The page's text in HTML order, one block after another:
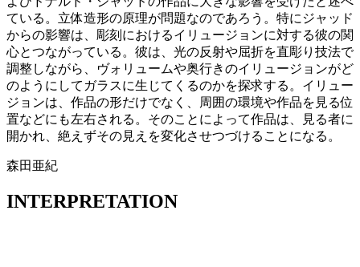
ている。立体造形の原理が問題なのであろう。特にジャッド
からの影響は、彫刻におけるイリュージョンに対する彼の関
心とつながっている。彼は、光の反射や屈折を直彫り技法で
調整しながら、ヴォリュームや奥行きのイリュージョンがど
のようにしてガラスに生じてくるのかを探求する。イリュー
ジョンは、作品の形だけでなく、周囲の環境や作品を見る位
置などにも左右される。そのことによって作品は、見る者に
開かれ、絶えずその見えを変化させつづけることになる。
森田亜紀
INTERPRETATION